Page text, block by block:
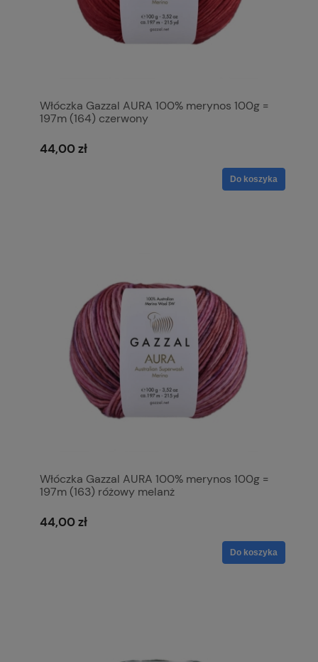
Włóczka Gazzal AURA 100% merynos 100g =
197m (164) czerwony
44,00 zł
Do koszyka
Włóczka Gazzal AURA 100% merynos 100g =
197m (163) różowy melanż
44,00 zł
Do koszyka